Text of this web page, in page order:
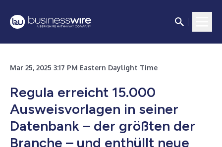
Mar 25, 2025 3:17 PM Eastern Daylight Time
Regula erreicht 15.000
Ausweisvorlagen in seiner
Datenbank – der größten der
Branche – und enthüllt neue